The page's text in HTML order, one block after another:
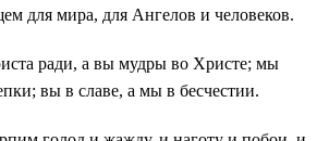
для мира, для Ангелов и человеков.
ради, а вы мудры во Христе; мы
вы в славе, а мы в бесчестии.